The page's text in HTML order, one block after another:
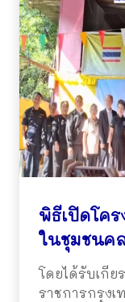
พิธีเปิดโค
ในชุมชนค
โดยได้รับเกี
ราชการกรุง